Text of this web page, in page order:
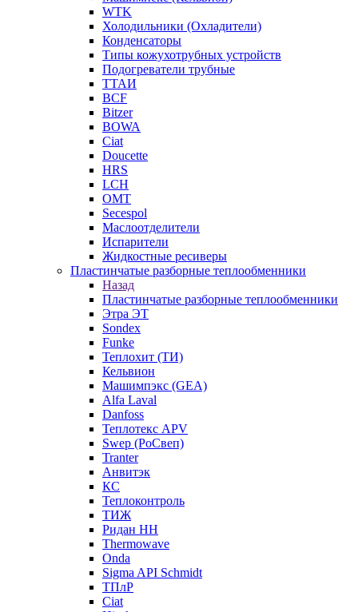
WTK
Холодильники (Охладители)
Конденсаторы
Типы кожухотрубных устройств
Подогреватели трубные
ТТАИ
BCF
Bitzer
BOWA
Ciat
Doucette
HRS
LCH
OMT
Secespol
Маслоотделители
Испарители
Жидкостные ресиверы
Пластинчатые разборные теплообменники
Назад
Пластинчатые разборные теплообменники
Этра ЭТ
Sondex
Funke
Теплохит (ТИ)
Кельвион
Машимпэкс (GEA)
Alfa Laval
Danfoss
Теплотекс APV
Swep (РоСвеп)
Tranter
Анвитэк
КС
Теплоконтроль
ТИЖ
Ридан НН
Thermowave
Onda
Sigma API Schmidt
ТПлР
Ciat